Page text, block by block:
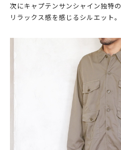
次にキャプテンサンシャイン独特の
リラックス感を感じるシルエット。